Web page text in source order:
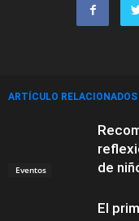
ARTÍCULO RELACIONADOS
Eventos
de
El